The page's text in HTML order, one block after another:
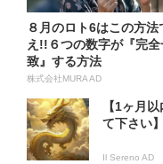
８月のロト6はこの方法
え!!６つの数字が『完全
致』する方法
株式会社MURA AD
【1ヶ月
て下さい】
Il Sereno AD